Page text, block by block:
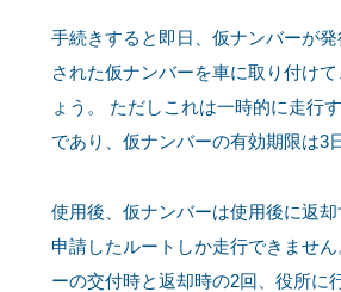
手続きすると即日、仮ナンバーが
された仮ナンバーを車に取り付け
ょう。 ただしこれは一時的に走行
であり、仮ナンバーの有効期限は3
使用後、仮ナンバーは使用後に返却
申請したルートしか走行できませ
ーの交付時と返却時の2回、役所に